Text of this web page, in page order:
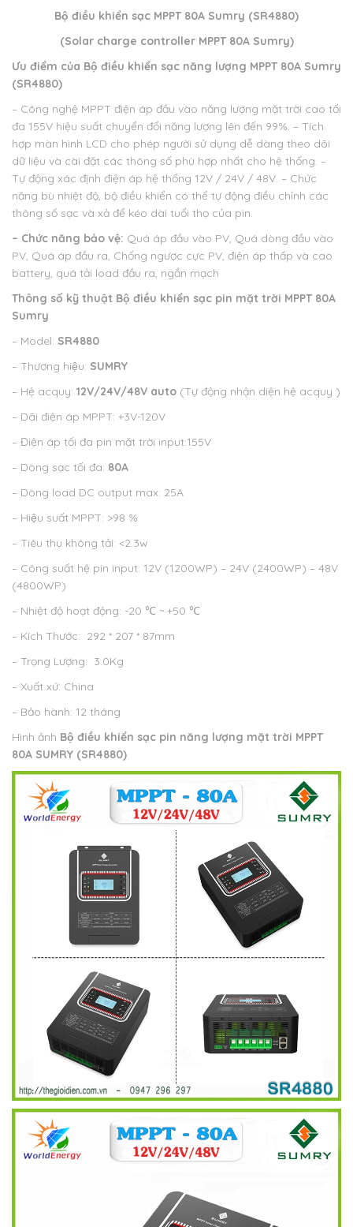
Bộ điều khiển sạc MPPT 80A Sumry (SR4880)
(Solar charge controller MPPT 80A Sumry)
Ưu điểm của Bộ điều khiển sạc năng lượng MPPT 80A Sumry
(SR4880)
– Công nghệ MPPT điện áp đầu vào năng lượng mặt trời cao tối
đa 155V hiệu suất chuyển đổi năng lượng lên đến 99%. – Tích
hợp màn hình LCD cho phép người sử dụng dễ dàng theo dõi
dữ liệu và cài đặt các thông số phù hợp nhất cho hệ thống. –
Tự động xác định điện áp hệ thống 12V / 24V / 48V. – Chức
năng bù nhiệt độ, bộ điều khiển có thể tự động điều chỉnh các
thông số sạc và xả để kéo dài tuổi thọ của pin.
– Chức năng bảo vệ: Quá áp đầu vào PV, Quá dòng đầu vào
PV, Quá áp đầu ra, Chống ngược cực PV, điện áp thấp và cao
battery, quá tải load đầu ra, ngắn mạch
Thông số kỹ thuật Bộ điều khiển sạc pin mặt trời MPPT 80A
Sumry
– Model: SR4880
– Thương hiệu: SUMRY
– Hệ acquy: 12V/24V/48V auto (Tự động nhận diện hệ acquy )
– Dãi điện áp MPPT: +3V-120V
– Điện áp tối đa pin mặt trời input:155V
– Dòng sạc tối đa: 80A
– Dòng load DC output max: 25A
– Hiệu suất MPPT: >98 %
– Tiêu thụ không tải: <2.3w
– Công suất hệ pin input: 12V (1200WP) – 24V (2400WP) – 48V
(4800WP)
– Nhiệt độ hoạt động: -20 ℃ ~ +50 ℃
– Kích Thước: 292 * 207 * 87mm
– Trọng Lượng: 3.0Kg
– Xuất xứ: China
– Bảo hành: 12 tháng
Hình ảnh Bộ điều khiển sạc pin năng lượng mặt trời MPPT
80A SUMRY (SR4880)